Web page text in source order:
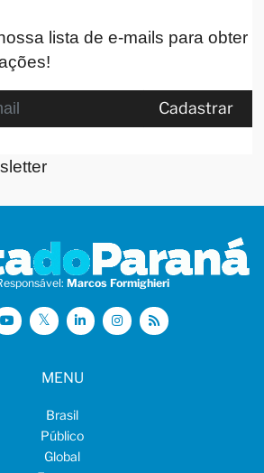
lista de e-mails para obter
Cadastrar
Marcos Formighieri
MENU
Brasil
Público
Global